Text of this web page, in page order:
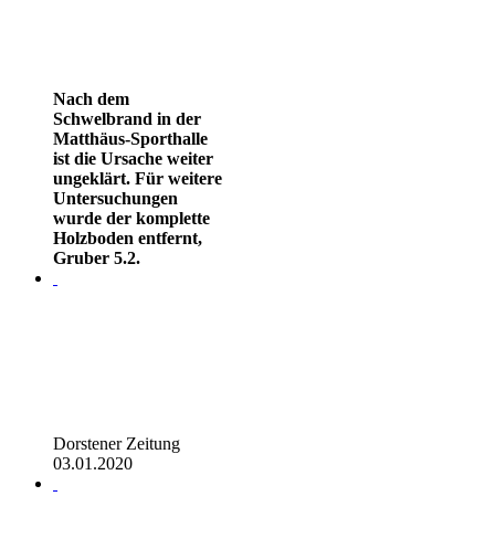
Nach dem
Schwelbrand in der
Matthäus-Sporthalle
ist die Ursache weiter
ungeklärt. Für weitere
Untersuchungen
wurde der komplette
Holzboden entfernt,
Gruber 5.2.
Dorstener Zeitung
03.01.2020